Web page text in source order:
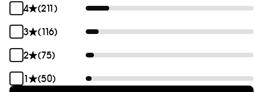
4
(211)
3
(116)
2
(75)
1
(50)